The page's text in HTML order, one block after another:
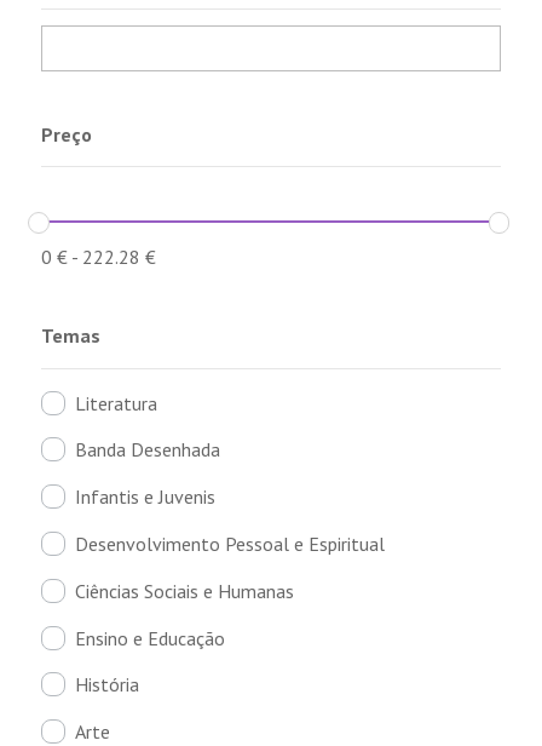
Preço
0 €- 222.28 €
Temas
Literatura
Banda Desenhada
Infantis e Juvenis
Desenvolvimento Pessoal e Espiritual
Ciências Sociais e Humanas
Ensino e Educação
História
Arte